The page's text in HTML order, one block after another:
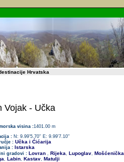
Hrvatska
Vojak - Učka
visina :1401.00 m
:N: 9.99'5.70'' E: 9.99'7.10''
:Učka i Ćićarija
: Istarska
gradovi : Lovran , Rijeka, Lupoglav, Mošćenička
, Labin, Kastav, Matulji